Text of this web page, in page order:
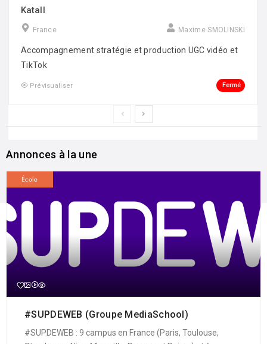
Katall
France Maxime SMOLINSKI
Accompagnement stratégie et production UGC vidéo et
TikTok
Prévisualiser Fermé
Annonces à la une
École
#SUPDEWEB (Groupe MediaSchool)
#SUPDEWEB : 9 campus en France (Paris, Toulouse,